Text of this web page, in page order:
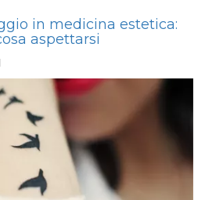
in medicina estetica:
aspettarsi